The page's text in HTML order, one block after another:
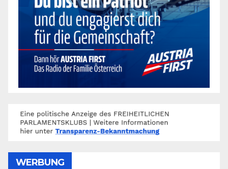
WERBUNG